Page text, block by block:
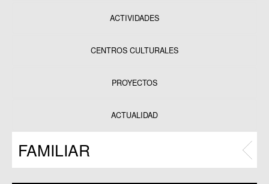
ACTIVIDADES
CENTROS CULTURALES
PROYECTOS
Programas
ACTUALIDAD
FAMILIAR